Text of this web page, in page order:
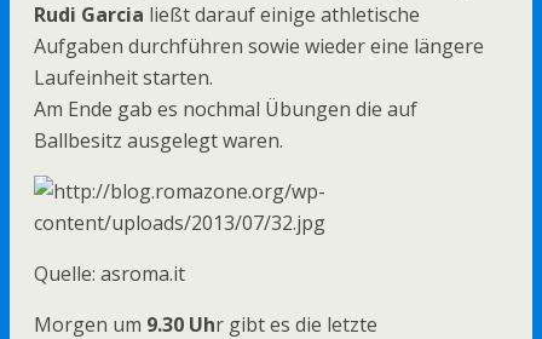
Rudi Garcia ließt darauf einige athletische
Aufgaben durchführen sowie wieder eine längere
Laufeinheit starten.
Am Ende gab es nochmal Übungen die auf
Ballbesitz ausgelegt waren.
Quelle: asroma.it
Morgen um 9.30 Uhr gibt es die letzte